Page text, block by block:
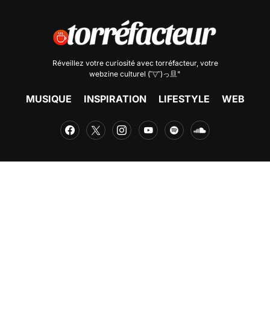
Réveillez votre curiosité avec torréfacteur, votre
webzine culturel (˘▽˘)っ旦"
MUSIQUE INSPIRATION LIFESTYLE WEB